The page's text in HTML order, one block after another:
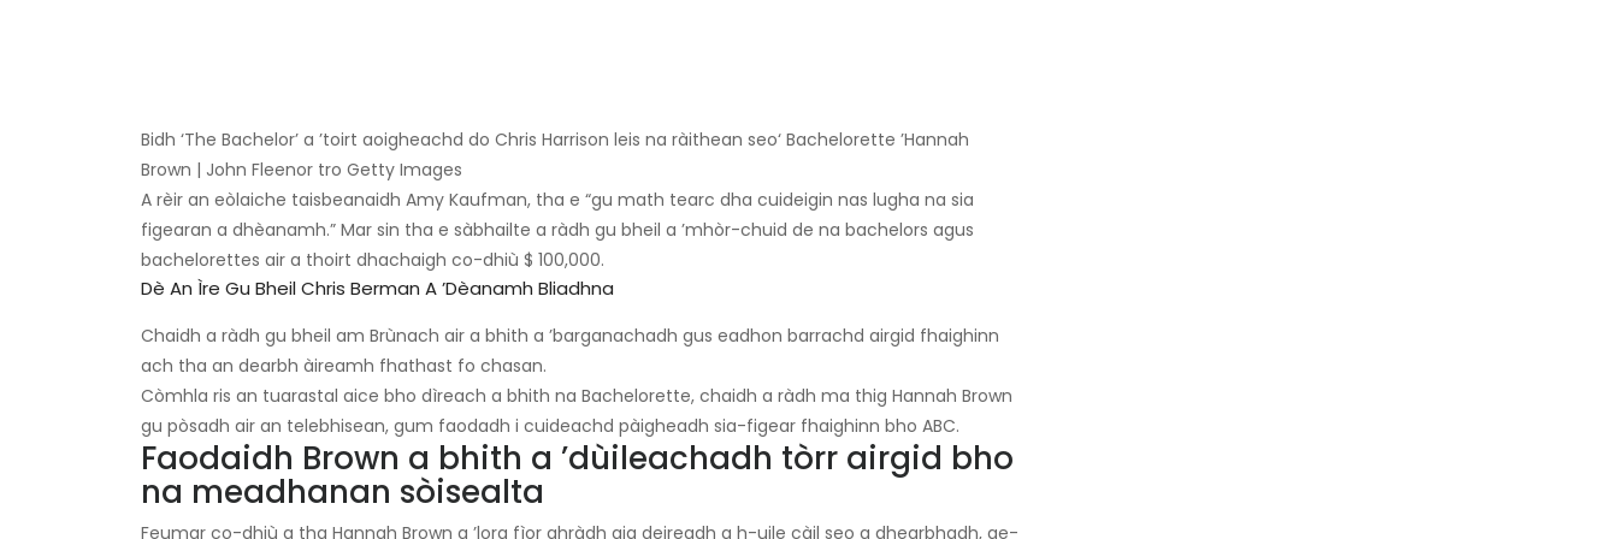
Bidh ‘The Bachelor’ a ’toirt aoigheachd do Chris Harrison leis na ràithean seo‘ Bachelorette ’Hannah
Brown | John Fleenor tro Getty Images
A rèir an eòlaiche taisbeanaidh Amy Kaufman, tha e “gu math tearc dha cuideigin nas lugha na sia
figearan a dhèanamh.” Mar sin tha e sàbhailte a ràdh gu bheil a ’mhòr-chuid de na bachelors agus
bachelorettes air a thoirt dhachaigh co-dhiù $ 100,000.
Dè An Ìre Gu Bheil Chris Berman A ’dèanamh Bliadhna
Chaidh a ràdh gu bheil am Brùnach air a bhith a ’barganachadh gus eadhon barrachd airgid fhaighinn
ach tha an dearbh àireamh fhathast fo chasan.
Còmhla ris an tuarastal aice bho dìreach a bhith na Bachelorette, chaidh a ràdh ma thig Hannah Brown
gu pòsadh air an telebhisean, gum faodadh i cuideachd pàigheadh ​​sia-figear fhaighinn bho ABC.
Faodaidh Brown a bhith a ’dùileachadh tòrr airgid bho
na meadhanan sòisealta
Feumar co-dhiù a tha Hannah Brown a ’lorg fìor ghràdh aig deireadh a h-uile càil seo a dhearbhadh, ge-